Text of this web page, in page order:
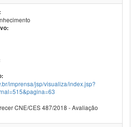
imprensa/jsp/visualiza/index.jsp?
CNE/CES 487/2018 - Avaliação